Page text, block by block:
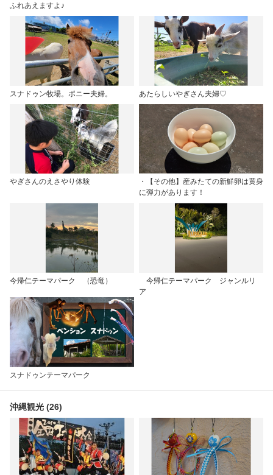
ふれあえますよ♪
スナドゥン牧場。ポニー夫婦。 あたらしいやぎさん夫婦♡
やぎさんのえさやり体験
・【その他】産みたての新鮮卵は黄身
に弾力があります！
今帰仁テーマパーク （恐竜）
今帰仁テーマパーク ジャンルリ
ア
スナドゥンテーマパーク
沖縄観光 (26)